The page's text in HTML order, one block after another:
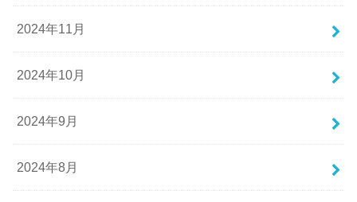
2024年11月
2024年10月
2024年9月
2024年8月